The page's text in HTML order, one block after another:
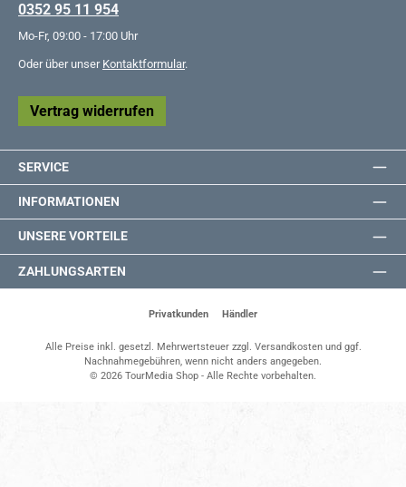
0352 95 11 954
Mo-Fr, 09:00 - 17:00 Uhr
Oder über unser Kontaktformular.
Vertrag widerrufen
SERVICE
INFORMATIONEN
UNSERE VORTEILE
ZAHLUNGSARTEN
Privatkunden Händler
Alle Preise inkl. gesetzl. Mehrwertsteuer zzgl. Versandkostenund ggf.
Nachnahmegebühren, wenn nicht anders angegeben.
© 2026 TourMedia Shop - Alle Rechte vorbehalten.